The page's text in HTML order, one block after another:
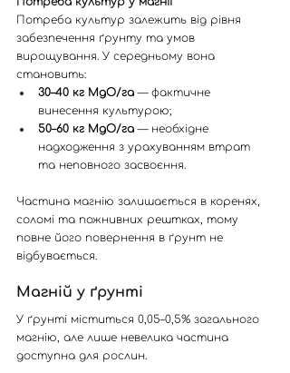
Потреба культур залежить від рівня
забезпечення ґрунту та умов
вирощування. У середньому вона
становить:
30–40 кг MgO/га — фактичне
винесення культурою;
50–60 кг MgO/га — необхідне
надходження з урахуванням втрат
та неповного засвоєння.
Частина магнію залишається в коренях,
соломі та пожнивних рештках, тому
повне його повернення в ґрунт не
відбувається.
Магній у ґрунті
У ґрунті міститься 0,05–0,5% загального
магнію, але лише невелика частина
доступна для рослин.